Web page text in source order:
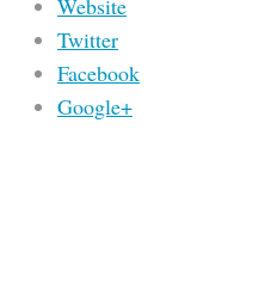
Website
Twitter
Facebook
Google+